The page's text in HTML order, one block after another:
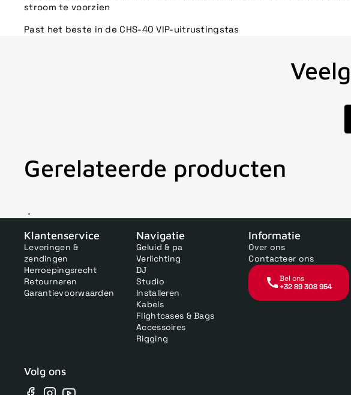
stroom te voorzien
Past het beste in de CHS-40 VIP-uitrustingstas
Gerelateerde producten
Voor 15uur besteld,
Klantenservice
Leveringen &
zendingen
Herroepingsrecht
Retourneren
Garantievoorwaarden
Navigatie
Geluid & pa
Verlichting
DJ
Studio
Installeren
Kabels
Flightcases & Bags
Accessoires
Rigging
Informatie
Over ons
Contacteer ons
Bel ons
+32 89 308 954
Volg ons